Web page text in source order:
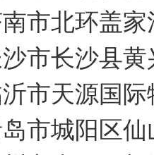
市北环盖
市长沙县
市天源国际
市城阳区